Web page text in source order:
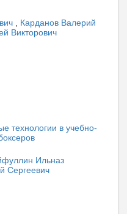
, Карданов Валерий
Викторович
технологии в учебно-
Ильназ
Сергеевич